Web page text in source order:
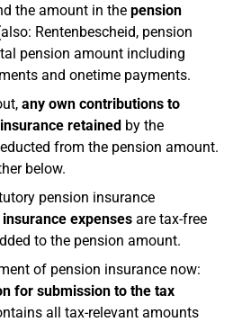
the amount in the pension
Rentenbescheid, pension
pension amount including
and onetime payments.
any own contributions to
retained by the
from the pension amount.
below.
pension insurance
expenses are tax-free
to the pension amount.
of pension insurance now:
for submission to the tax
all tax-relevant amounts